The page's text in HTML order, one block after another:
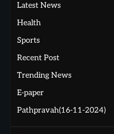
Latest News
Health
Sports
Recent Post
Trending News
E-paper
Pathpravah(16-11-2024)